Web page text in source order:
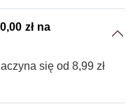
zł na
się od 8,99 zł